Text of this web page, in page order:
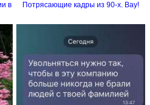
в
Потрясающие кадры из 90-х. Вау!